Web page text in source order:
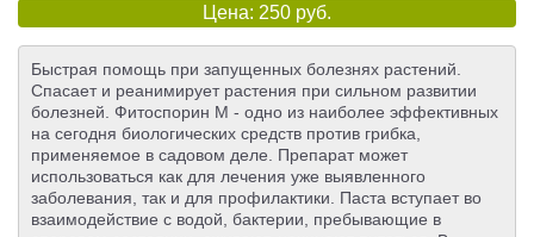
Цена: 250 руб.
Быстрая помощь при запущенных болезнях растений.
Спасает и реанимирует растения при сильном развитии
болезней. Фитоспорин М - одно из наиболее эффективных
на сегодня биологических средств против грибка,
применяемое в садовом деле. Препарат может
использоваться как для лечения уже выявленного
заболевания, так и для профилактики. Паста вступает во
взаимодействие с водой, бактерии, пребывающие в